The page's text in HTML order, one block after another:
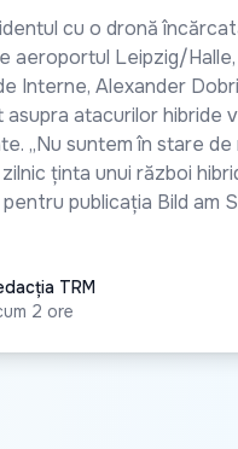
cu o dronă
aeroportul Leipzig/
Interne, Alexander
atacurilor hibride
„Nu suntem în stare de
ținta unui război
publicația Bild am
TRM TRM
2 ore